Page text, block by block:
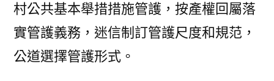
村公共基本舉措措施管護，按產權回屬落
實管護義務，迷信制訂管護尺度和規范，
公道選擇管護形式。